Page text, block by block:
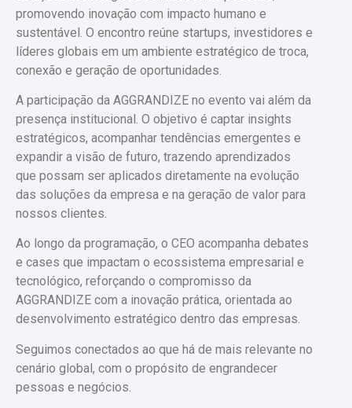
promovendo inovação com impacto humano e
sustentável. O encontro reúne startups, investidores e
líderes globais em um ambiente estratégico de troca,
conexão e geração de oportunidades.
A participação da AGGRANDIZE no evento vai além da
presença institucional. O objetivo é captar insights
estratégicos, acompanhar tendências emergentes e
expandir a visão de futuro, trazendo aprendizados
que possam ser aplicados diretamente na evolução
das soluções da empresa e na geração de valor para
nossos clientes.
Ao longo da programação, o CEO acompanha debates
e cases que impactam o ecossistema empresarial e
tecnológico, reforçando o compromisso da
AGGRANDIZE com a inovação prática, orientada ao
desenvolvimento estratégico dentro das empresas.
Seguimos conectados ao que há de mais relevante no
cenário global, com o propósito de engrandecer
pessoas e negócios.